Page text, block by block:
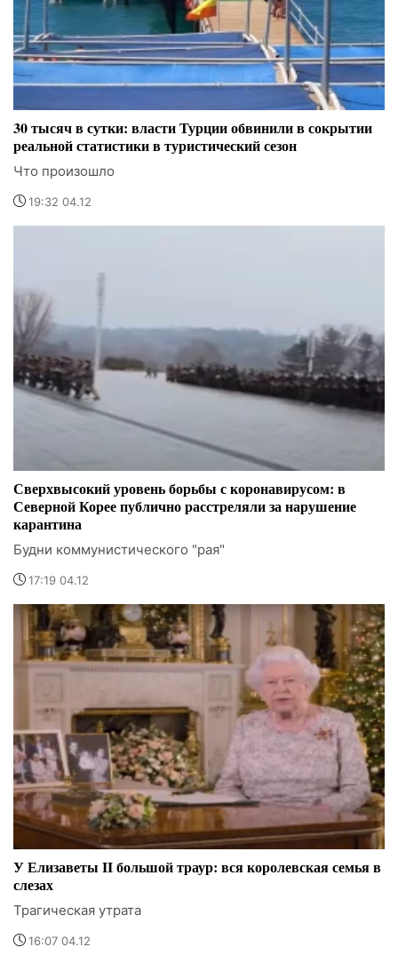
30 тысяч в сутки: власти Турции обвинили в сокрытии
реальной статистики в туристический сезон
Что произошло
19:32 04.12
Сверхвысокий уровень борьбы с коронавирусом: в
Северной Корее публично расстреляли за нарушение
карантина
Будни коммунистического "рая"
17:19 04.12
У Елизаветы II большой траур: вся королевская семья в
слезах
Трагическая утрата
16:07 04.12